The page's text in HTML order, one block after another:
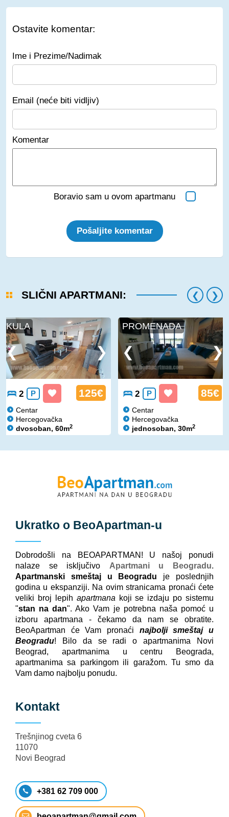
Ostavite komentar:
Ime i Prezime/Nadimak
Email (neće biti vidljiv)
Komentar
Boravio sam u ovom apartmanu
Pošaljite komentar
SLIČNI APARTMANI:
KULA
2 P 125€
Centar
Hercegovačka
dvosoban, 60m2
PROMENADA
2 P 85€
Centar
Hercegovačka
jednosoban, 30m2
Ukratko o BeoApartman-u
Dobrodošli na BEOAPARTMAN! U našoj ponudi
nalaze se isključivo Apartmani u Beogradu.
Apartmanski smeštaj u Beogradu je poslednjih
godina u ekspanziji. Na ovim stranicama pronaći ćete
veliki broj lepih apartmana koji se izdaju po sistemu
"stan na dan". Ako Vam je potrebna naša pomoć u
izboru apartmana - čekamo da nam se obratite.
BeoApartman će Vam pronaći najbolji smeštaj u
Beogradu! Bilo da se radi o apartmanima Novi
Beograd, apartmanima u centru Beograda,
apartmanima sa parkingom ili garažom. Tu smo da
Vam damo najbolju ponudu.
Kontakt
Trešnjinog cveta 6
11070
Novi Beograd
+381 62 709 000